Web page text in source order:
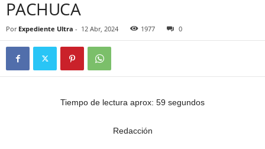
PACHUCA
Por Expediente Ultra - 12 Abr, 2024 1977 0
Tiempo de lectura aprox: 59 segundos
Redacción